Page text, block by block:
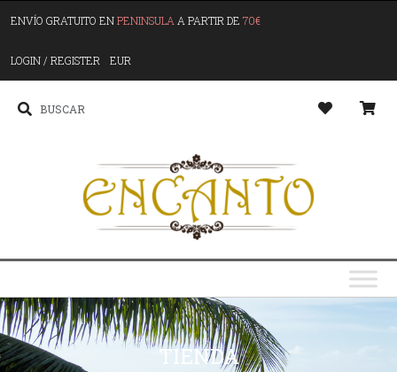
ENVÍO GRATUITO ENPENINSULA A PARTIR DE 70€
LOGIN / REGISTER EUR
TIENDA